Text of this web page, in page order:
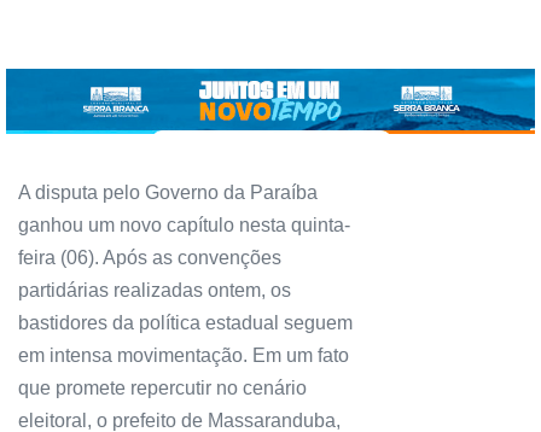
A disputa pelo Governo da Paraíba
ganhou um novo capítulo nesta quinta-
feira (06). Após as convenções
partidárias realizadas ontem, os
bastidores da política estadual seguem
em intensa movimentação. Em um fato
que promete repercutir no cenário
eleitoral, o prefeito de Massaranduba,